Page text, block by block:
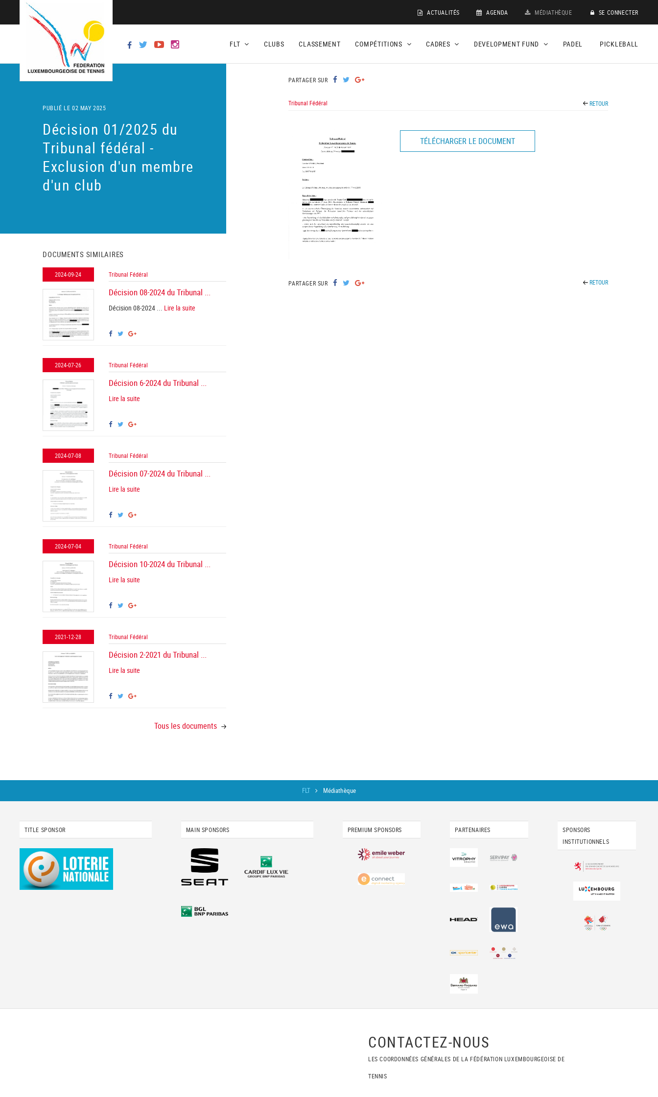
ACTUALITÉS AGENDA MÉDIATHÈQUE SE CONNECTER
FLT CLUBS CLASSEMENT COMPÉTITIONS CADRES DEVELOPMENT FUND PADEL PICKLEBALL
PUBLIÉ LE 02 MAY 2025
Décision 01/2025 du
Tribunal fédéral -
Exclusion d'un membre
d'un club
DOCUMENTS SIMILAIRES
2024-09-24 Tribunal Fédéral
Décision 08-2024 du Tribunal ...
Décision 08-2024 ... Lire la suite
2024-07-26 Tribunal Fédéral
Décision 6-2024 du Tribunal ...
Lire la suite
2024-07-08 Tribunal Fédéral
Décision 07-2024 du Tribunal ...
Lire la suite
2024-07-04 Tribunal Fédéral
Décision 10-2024 du Tribunal ...
Lire la suite
2021-12-28 Tribunal Fédéral
Décision 2-2021 du Tribunal ...
Lire la suite
Tous les documents
PARTAGER SUR
Tribunal Fédéral RETOUR
TÉLÉCHARGER LE DOCUMENT
PARTAGER SUR RETOUR
FLT Médiathèque
TITLE SPONSOR MAIN SPONSORS PREMIUM SPONSORS PARTENAIRES
SPONSORS
INSTITUTIONNELS
CONTACTEZ-NOUS
LES COORDONNÉES GÉNÉRALES DE LA FÉDÉRATION LUXEMBOURGEOISE DE
TENNIS